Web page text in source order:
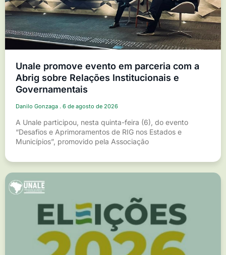
Unale promove evento em parceria com a
Abrig sobre Relações Institucionais e
Governamentais
Danilo Gonzaga 6 de agosto de 2026
A Unale participou, nesta quinta-feira (6), do evento
“Desafios e Aprimoramentos de RIG nos Estados e
Municípios”, promovido pela Associação